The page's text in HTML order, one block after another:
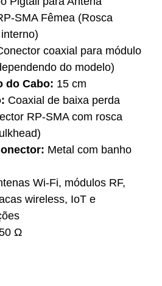
SMA Fêmea (Rosca
coaxial para módulo
do modelo)
do Cabo: 15 cm
Coaxial de baixa perda
RP-SMA com rosca
Metal com banho
Wi-Fi, módulos RF,
wireless, IoT e
Ω